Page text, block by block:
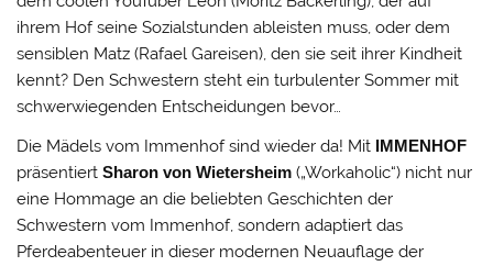
ihrem Hof seine Sozialstunden ableisten muss, oder dem
sensiblen Matz (Rafael Gareisen), den sie seit ihrer Kindheit
kennt? Den Schwestern steht ein turbulenter Sommer mit
schwerwiegenden Entscheidungen bevor…
Die Mädels vom Immenhof sind wieder da! Mit IMMENHOF
präsentiertSharon von Wietersheim („Workaholic“) nicht nur
eine Hommage an die beliebten Geschichten der
Schwestern vom Immenhof, sondern adaptiert das
Pferdeabenteuer in dieser modernen Neuauflage der